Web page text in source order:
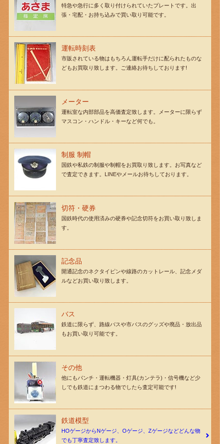
特急や急行に多く取り付けられていたプレートです。出
張・宅配・お持ち込みで買い取り可能です。
運転時刻表
市販されている物はもちろん運転手だけに配られたものな
どもお買取り致します。ご連絡お待ちしております!
メーター
運転室な内部部品を高価査定致します。メーターに限らず
マスコン・ハンドル・キーなど何でも。
制服 制帽
国鉄や私鉄の制服や制帽をお買取り致します。お写真など
で査定できます。LINEやメールお待ちしております。
切符・硬券
国鉄時代の使用済みの硬券や記念切符をお買い取り致しま
す。
記念品
開通記念のネクタイピンや線路のカットレール、記念メダ
ルなどお買い取り致します。
バス
鉄道に限らず、路線バスや市バスのグッズや廃品・放出品
もお買い取り可能です。
その他
他にもパンチ・運転機器・灯具(カンテラ)・信号機など少
しでも鉄道にまつわる物でしたら査定可能です!
鉄道模型
HOゲージからNゲージ、Oゲージ、Zゲージなどどんな物
でも丁寧査定致します。